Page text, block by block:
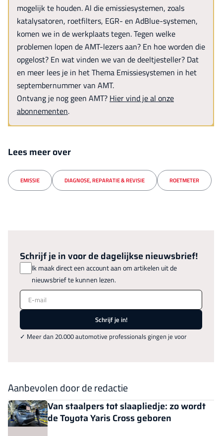
mogelijk te houden. Al die emissiesystemen, zoals
katalysatoren, roetfilters, EGR- en AdBlue-systemen,
komen we in de werkplaats tegen. Tegen welke
problemen lopen de AMT-lezers aan? En hoe worden die
opgelost? En wat vinden we van de deeltjesteller? Dat
en meer lees je in het Thema Emissiesystemen in het
septembernummer van AMT.
Ontvang je nog geen AMT? Hier vind je al onze
abonnementen.
Lees meer over
EMISSIE DIAGNOSE, REPARATIE & REVISIE ROETMETER
Schrijf je in voor de dagelijkse nieuwsbrief!
Ik maak direct een account aan om artikelen uit de
nieuwsbrief te kunnen lezen.
E-mail
Schrijf je in!
✓ Meer dan 20.000 automotive professionals gingen je voor
Aanbevolen door de redactie
Van staalpers tot slaapliedje: zo wordt
de Toyota Yaris Cross geboren